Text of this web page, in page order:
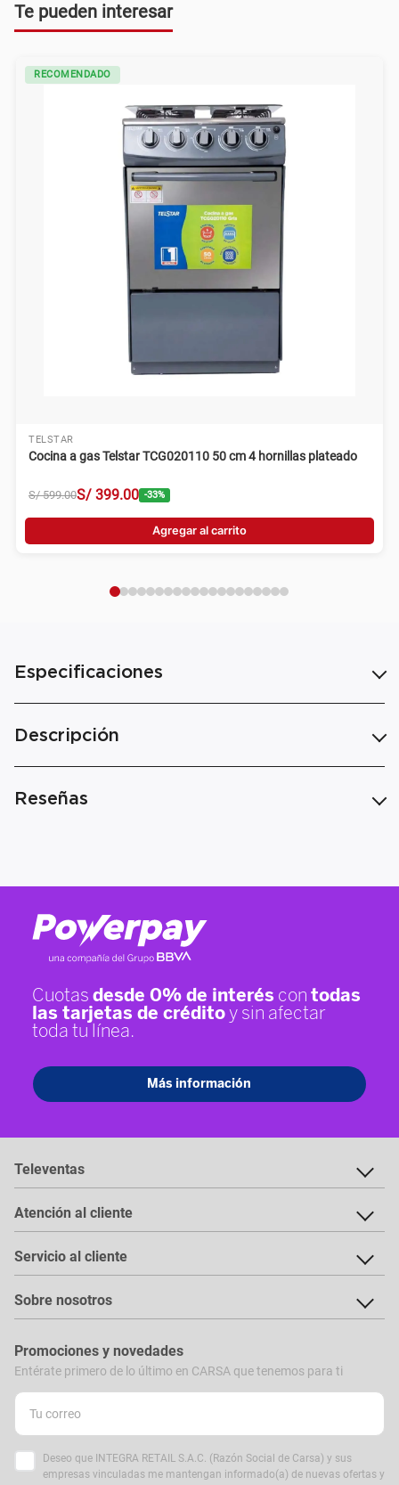
Te pueden interesar
RECOMENDADO
TELSTAR
Cocina a gas Telstar TCG020110 50 cm 4 hornillas plateado
S/ 599.00S/ 399.00 -33%
Agregar al carrito
Especificaciones
Descripción
Reseñas
Televentas
Atención al cliente
Servicio al cliente
Sobre nosotros
Promociones y novedades
Entérate primero de lo último en CARSA que tenemos para ti
Deseo que INTEGRA RETAIL S.A.C. (Razón Social de Carsa) y sus
empresas vinculadas me mantengan informado(a) de nuevas ofertas y